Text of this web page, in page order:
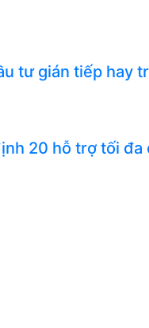
tư gián tiếp hay
20 hỗ trợ tối đa